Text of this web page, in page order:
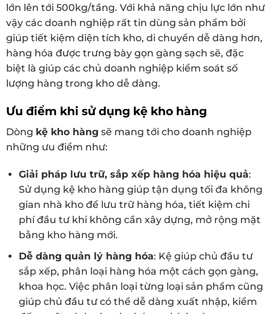
lớn lên tới 500kg/tầng. Với khả năng chịu lực lớn như
vậy các doanh nghiệp rất tin dùng sản phẩm bởi
giúp tiết kiệm diện tích kho, di chuyển dễ dàng hơn,
hàng hóa được trưng bày gọn gàng sạch sẽ, đặc
biệt là giúp các chủ doanh nghiệp kiểm soát số
lượng hàng trong kho dễ dàng.
Ưu điểm khi sử dụng kệ kho hàng
Dòng kệ kho hàng sẽ mang tới cho doanh nghiệp
những ưu điểm như:
Giải pháp lưu trữ, sắp xếp hàng hóa hiệu quả:
Sử dụng kệ kho hàng giúp tận dụng tối đa không
gian nhà kho để lưu trữ hàng hóa, tiết kiệm chi
phí đầu tư khi không cần xây dựng, mở rộng mặt
bằng kho hàng mới.
Dễ dàng quản lý hàng hóa: Kệ giúp chủ đầu tư
sắp xếp, phân loại hàng hóa một cách gọn gàng,
khoa học. Việc phân loại từng loại sản phẩm cũng
giúp chủ đầu tư có thể dễ dàng xuất nhập, kiểm